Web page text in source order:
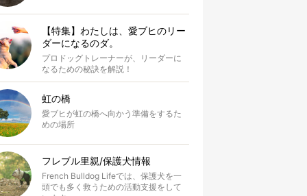
【特集】わたしは、愛ブヒのリー
ダーになるのダ。
プロドッグトレーナーが、リーダーに
なるための秘訣を解説！
虹の橋
愛ブヒが虹の橋へ向かう準備をするた
めの場所
フレブル里親/保護犬情報
French Bulldog Lifeでは、保護犬を一
頭でも多く救うための活動支援をして